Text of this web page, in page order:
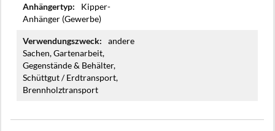
Kipper-
Anhänger (Gewerbe)
andere
Sachen, Gartenarbeit,
Gegenstände & Behälter,
Schüttgut / Erdtransport,
Brennholztransport